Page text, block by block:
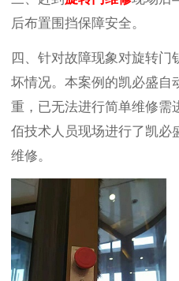
后布置围挡保障安全。
四、针对故障现象对旋转门
坏情况。本案例的凯必盛自
重，已无法进行简单维修需
佰技术人员现场进行了凯必
维修。